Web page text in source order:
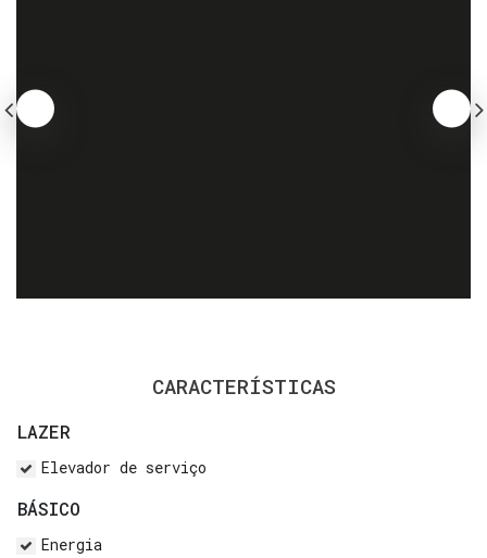
CARACTERÍSTICAS
LAZER
Elevador de serviço
BÁSICO
Energia